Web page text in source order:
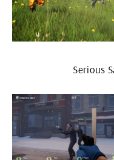
Serious